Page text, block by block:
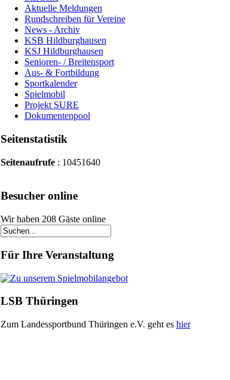
Aktuelle Meldungen
Rundschreiben für Vereine
News - Archiv
KSB Hildburghausen
KSJ Hildburghausen
Senioren- / Breitensport
Aus- & Fortbildung
Sportkalender
Spielmobil
Projekt SURE
Dokumentenpool
Seitenstatistik
Seitenaufrufe: 10451640
Besucher online
Wir haben 208 Gäste online
Für Ihre Veranstaltung
LSB Thüringen
Zum Landessportbund Thüringen e.V. geht es hier